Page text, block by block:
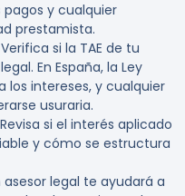
y cualquier
prestamista.
Verifica si la TAE de tu
En España, la Ley
los intereses, y cualquier
usuraria.
si el interés aplicado
y cómo se estructura
asesor legal te ayudará a